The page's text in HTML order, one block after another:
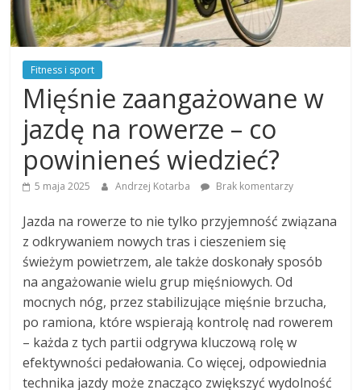
Fitness i sport
Mięśnie zaangażowane w
jazdę na rowerze – co
powinieneś wiedzieć?
5 maja 2025 Andrzej Kotarba Brak komentarzy
Jazda na rowerze to nie tylko przyjemność związana
z odkrywaniem nowych tras i cieszeniem się
świeżym powietrzem, ale także doskonały sposób
na angażowanie wielu grup mięśniowych. Od
mocnych nóg, przez stabilizujące mięśnie brzucha,
po ramiona, które wspierają kontrolę nad rowerem
– każda z tych partii odgrywa kluczową rolę w
efektywności pedałowania. Co więcej, odpowiednia
technika jazdy może znacząco zwiększyć wydolność